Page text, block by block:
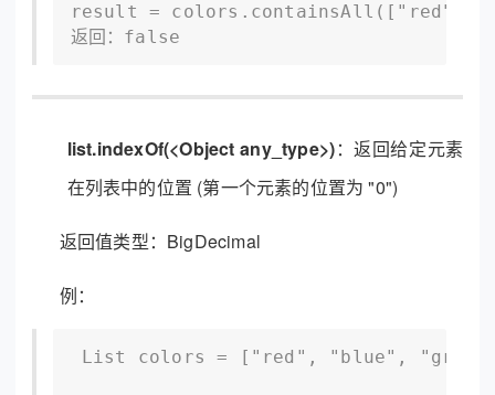
result = colors.containsAll(["red",
返回：false
list.indexOf(<Object any_type>)：返回给定元素
在列表中的位置 (第一个元素的位置为 "0")
返回值类型：BigDecimal
例：
List colors = ["red", "blue",